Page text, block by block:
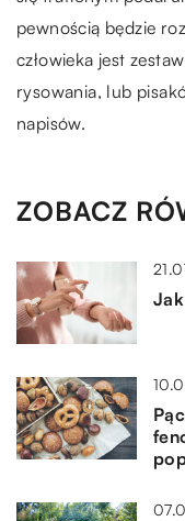
pewnością będzie
człowieka jest
rysowania, lub
napisów.
ZOBACZ